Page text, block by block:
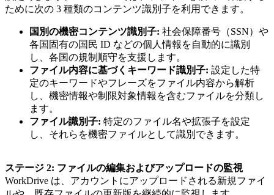
ために次の 3 種類のコンテンツ識別子を利用できます。
国別の機密コンテンツ識別子: 社会保障番号（SSN）や
各国固有の国民 ID などの個人情報を自動的に識別
し、各国の規制順守を支援します。
ファイル内容に基づくキーワード識別子: 設定した特
定のキーワードやフレーズをファイル内容から解析
し、機密情報や制限対象情報を含むファイルを分類し
ます。
ファイル識別子: 特定のファイル名や拡張子を設定
し、それらを機密ファイルとして識別できます。
ステージ 2: ファイルの編集およびアップロードの監視
WorkDrive は、アカウントにアップロードされる新規ファイ